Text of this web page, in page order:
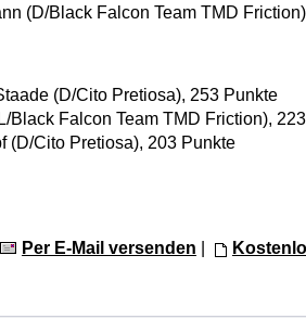
(D/Black Falcon Team TMD
(D/Cito Pretiosa), 253 Punkte
Black Falcon Team TMD Friction),
(D/Cito Pretiosa), 203 Punkte
Per E-Mail versenden